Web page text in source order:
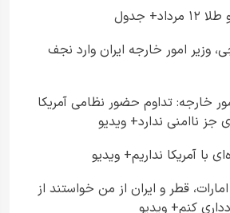
جدول
وزیر امور خارجه ایران وارد نجف
خارجه: تداوم حضور نظامی آمریکا
جز ناامنی ندارد+ ویدیو
با آمریکا نداریم+ ویدیو
قطر و ایران از من خواستند از
کنم+ ویدیو